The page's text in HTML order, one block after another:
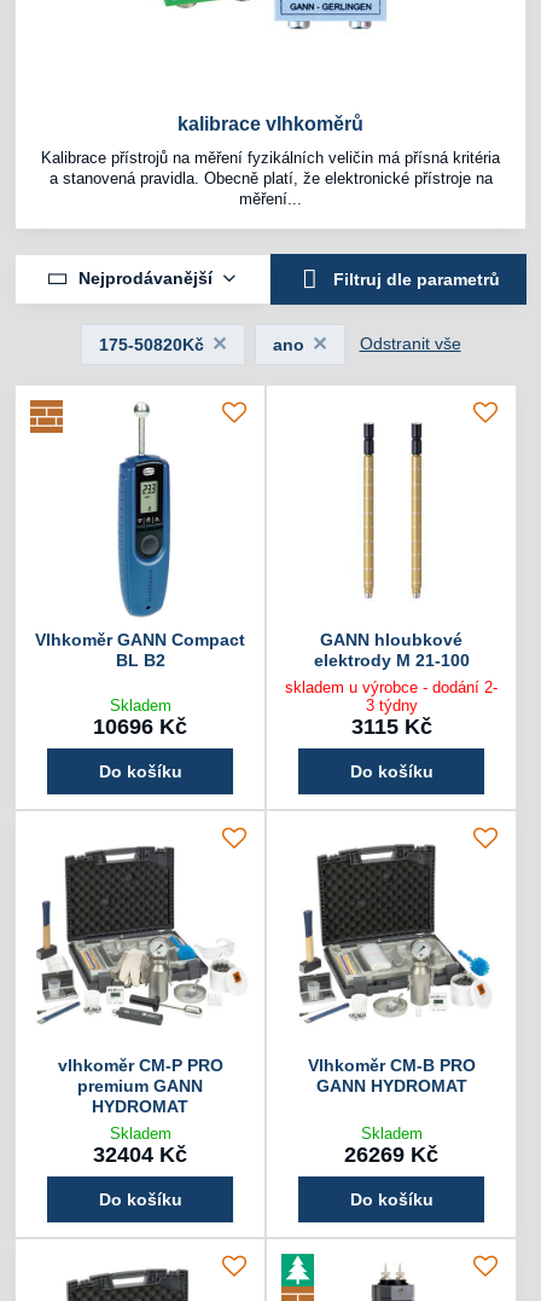
kalibrace vlhkoměrů
Kalibrace přístrojů na měření fyzikálních veličin má přísná kritéria
a stanovená pravidla. Obecně platí, že elektronické přístroje na
měření...
Nejprodávanější Filtruj dle parametrů
175-50820Kč ano Odstranit vše
Vlhkoměr GANN Compact
BL B2
Skladem
10696 Kč
Do košíku
GANN hloubkové
elektrody M 21-100
skladem u výrobce - dodání 2-
3 týdny
3115 Kč
Do košíku
vlhkoměr CM-P PRO
premium GANN
HYDROMAT
Skladem
32404 Kč
Do košíku
Vlhkoměr CM-B PRO
GANN HYDROMAT
Skladem
26269 Kč
Do košíku